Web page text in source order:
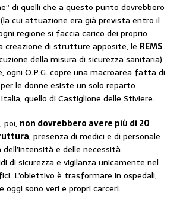
di quelli che a questo punto dovrebbero
(la cui attuazione era già prevista entro il
regione si faccia carico dei proprio
di strutture apposite, le REMS
della misura di sicurezza sanitaria).
ogni O.P.G. copre una macroarea fatta di
le donne esiste un solo reparto
quello di Castiglione delle Stiviere.
poi, non dovrebbero avere più di 20
, presenza di medici e di personale
e delle necessità
di sicurezza e vigilanza unicamente nel
L’obiettivo è trasformare in ospedali,
oggi sono veri e propri carceri.